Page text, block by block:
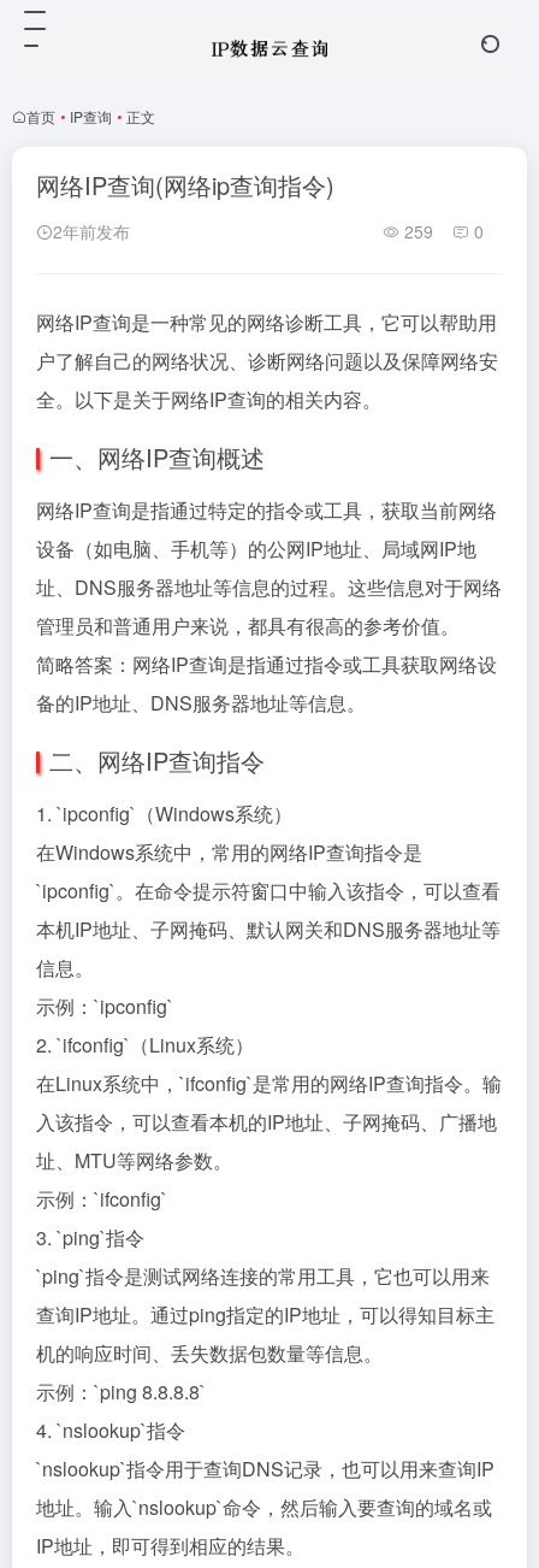
首页 • IP查询 • 正文
网络IP查询(网络ip查询指令)
2年前发布 259 0
网络IP查询是一种常见的网络诊断工具，它可以帮助用
户了解自己的网络状况、诊断网络问题以及保障网络安
全。以下是关于网络IP查询的相关内容。
一、网络IP查询概述
网络IP查询是指通过特定的指令或工具，获取当前网络
设备（如电脑、手机等）的公网IP地址、局域网IP地
址、DNS服务器地址等信息的过程。这些信息对于网络
管理员和普通用户来说，都具有很高的参考价值。
简略答案：网络IP查询是指通过指令或工具获取网络设
备的IP地址、DNS服务器地址等信息。
二、网络IP查询指令
1. `ipconfig`（Windows系统）
在Windows系统中，常用的网络IP查询指令是
`ipconfig`。在命令提示符窗口中输入该指令，可以查看
本机IP地址、子网掩码、默认网关和DNS服务器地址等
信息。
示例：`ipconfig`
2. `ifconfig`（Linux系统）
在Linux系统中，`ifconfig`是常用的网络IP查询指令。输
入该指令，可以查看本机的IP地址、子网掩码、广播地
址、MTU等网络参数。
示例：`ifconfig`
3. `ping`指令
`ping`指令是测试网络连接的常用工具，它也可以用来
查询IP地址。通过ping指定的IP地址，可以得知目标主
机的响应时间、丢失数据包数量等信息。
示例：`ping 8.8.8.8`
4. `nslookup`指令
`nslookup`指令用于查询DNS记录，也可以用来查询IP
地址。输入`nslookup`命令，然后输入要查询的域名或
IP地址，即可得到相应的结果。